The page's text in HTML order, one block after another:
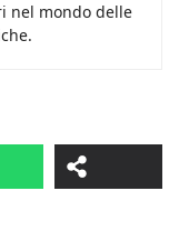
nel mondo delle